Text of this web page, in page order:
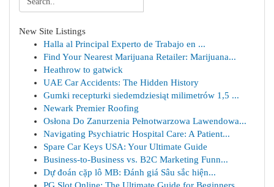
New Site Listings
Halla al Principal Experto de Trabajo en ...
Find Your Nearest Marijuana Retailer: Marijuana...
Heathrow to gatwick
UAE Car Accidents: The Hidden History
Gumki recepturki siedemdziesiąt milimetrów 1,5 ...
Newark Premier Roofing
Osłona Do Zanurzenia Pełnotwarzowa Lawendowa...
Navigating Psychiatric Hospital Care: A Patient...
Spare Car Keys USA: Your Ultimate Guide
Business-to-Business vs. B2C Marketing Funn...
Dự đoán cặp lô MB: Đánh giá Sâu sắc hiện...